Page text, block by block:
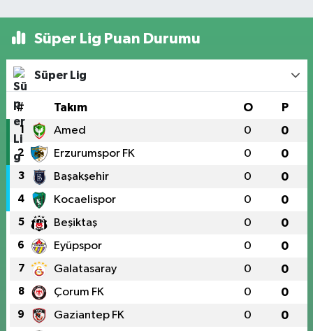
Süper Lig Puan Durumu
Süper Lig
# Takım O P
1 Amed 0 0
2 Erzurumspor FK 0 0
3 Başakşehir 0 0
4 Kocaelispor 0 0
5 Beşiktaş 0 0
6 Eyüpspor 0 0
7 Galatasaray 0 0
8 Çorum FK 0 0
9 Gaziantep FK 0 0